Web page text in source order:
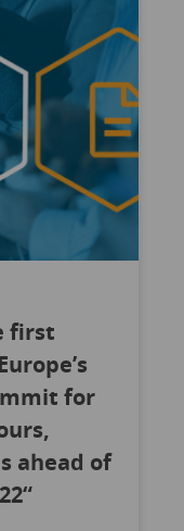
first
for
ahead of